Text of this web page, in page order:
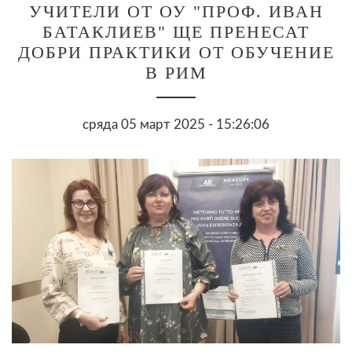
УЧИТЕЛИ ОТ ОУ "ПРОФ. ИВАН
БАТАКЛИЕВ" ЩЕ ПРЕНЕСАТ
ДОБРИ ПРАКТИКИ ОТ ОБУЧЕНИЕ
В РИМ
сряда 05 март 2025 - 15:26:06